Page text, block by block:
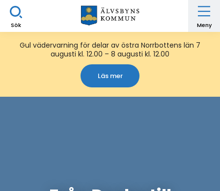
Sök Meny
Gul vädervarning för delar av östra Norrbottens län 7
augusti kl. 12.00 – 8 augusti kl. 12.00
Läs mer